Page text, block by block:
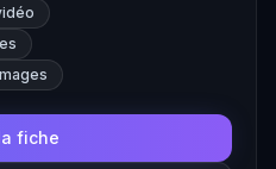
making video
creators, marketers,
fiche